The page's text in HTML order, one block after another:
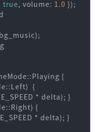
true, volume: 1.0 });
{
* delta); }
* delta); }